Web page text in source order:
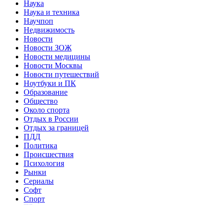
Наука
Наука и техника
Научпоп
Недвижимость
Новости
Новости ЗОЖ
Новости медицины
Новости Москвы
Новости путешествий
Ноутбуки и ПК
Образование
Общество
Около спорта
Отдых в России
Отдых за границей
ПДД
Политика
Происшествия
Психология
Рынки
Сериалы
Софт
Спорт